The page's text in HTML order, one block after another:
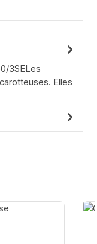
3SELes
Elles